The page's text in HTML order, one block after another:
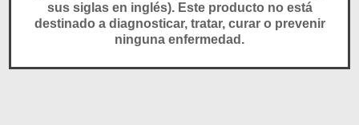
sus siglas en inglés). Este producto no está
destinado a diagnosticar, tratar, curar o prevenir
ninguna enfermedad.